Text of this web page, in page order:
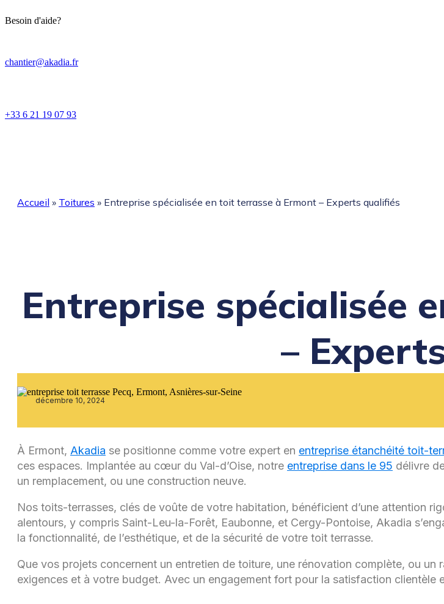
Besoin d'aide?
chantier@akadia.fr
+33 6 21 19 07 93
Accueil » Toitures » Entreprise spécialisée en toit terrasse à Ermont – Experts qualifiés
Entreprise spécialisée
–
décembre 10, 2024
À Ermont, Akadia se positionne comme votre expert en entreprise étanchéité toit-
ces espaces. Implantée au cœur du Val-d’Oise, notre entreprise dans le 95 délivre
un remplacement, ou une construction neuve.
Nos toits-terrasses, clés de voûte de votre habitation, bénéficient d’une attention
alentours, y compris Saint-Leu-la-Forêt, Eaubonne, et Cergy-Pontoise, Akadia
la fonctionnalité, de l’esthétique, et de la sécurité de votre toit terrasse.
Que vos projets concernent un entretien de toiture, une rénovation complète, ou
exigences et à votre budget. Avec un engagement fort pour la satisfaction clientèle